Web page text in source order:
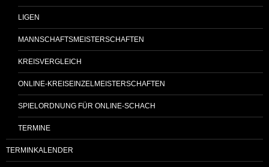
LIGEN
MANNSCHAFTSMEISTERSCHAFTEN
KREISVERGLEICH
ONLINE-KREISEINZELMEISTERSCHAFTEN
SPIELORDNUNG FÜR ONLINE-SCHACH
TERMINE
TERMINKALENDER